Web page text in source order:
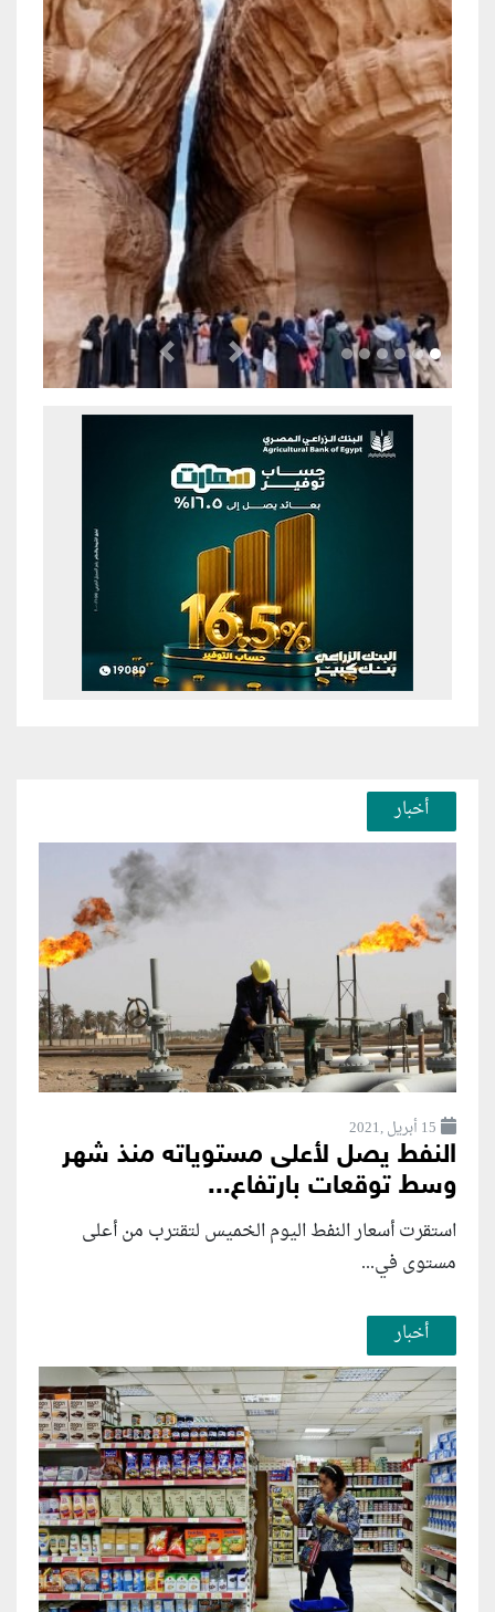
Previous Next
أخبار
15 أبريل ,2021
النفط يصل لأعلى مستوياته منذ شهر
وسط توقعات بارتفاع...
استقرت أسعار النفط اليوم الخميس لتقترب من أعلى
مستوى في...
أخبار